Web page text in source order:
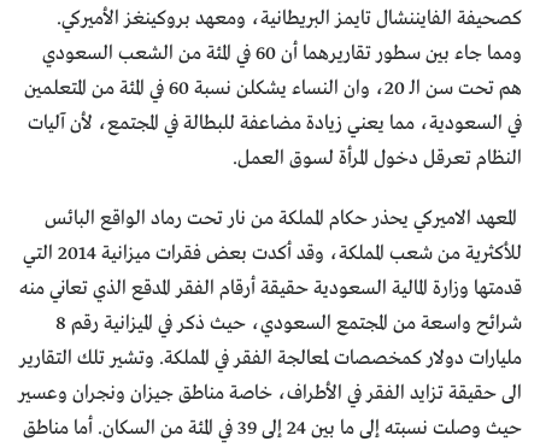
كصحيفة الفايننشال تايمز البريطانية، ومعهد بروكينغز الأميركي.
ومما جاء بين سطور تقاريرهما أن 60 في المئة من الشعب السعودي
هم تحت سن الـ 20، وان النساء يشكلن نسبة 60 في المئة من المتعلمين
في السعودية، مما يعني زيادة مضاعفة للبطالة في المجتمع، لأن آليات
النظام تعرقل دخول المرأة لسوق العمل.
المعهد الاميركي يحذر حكام المملكة من نار تحت رماد الواقع البائس
للأكثرية من شعب المملكة، وقد أكدت بعض فقرات ميزانية 2014 التي
قدمتها وزارة المالية السعودية حقيقة أرقام الفقر المدقع الذي تعاني منه
شرائح واسعة من المجتمع السعودي، حيث ذكر في الميزانية رقم 8
مليارات دولار كمخصصات لمعالجة الفقر في المملكة. وتشير تلك التقارير
الى حقيقة تزايد الفقر في الأطراف، خاصة مناطق جيزان ونجران وعسير
حيث وصلت نسبته إلى ما بين 24 إلى 39 في المئة من السكان. أما مناطق